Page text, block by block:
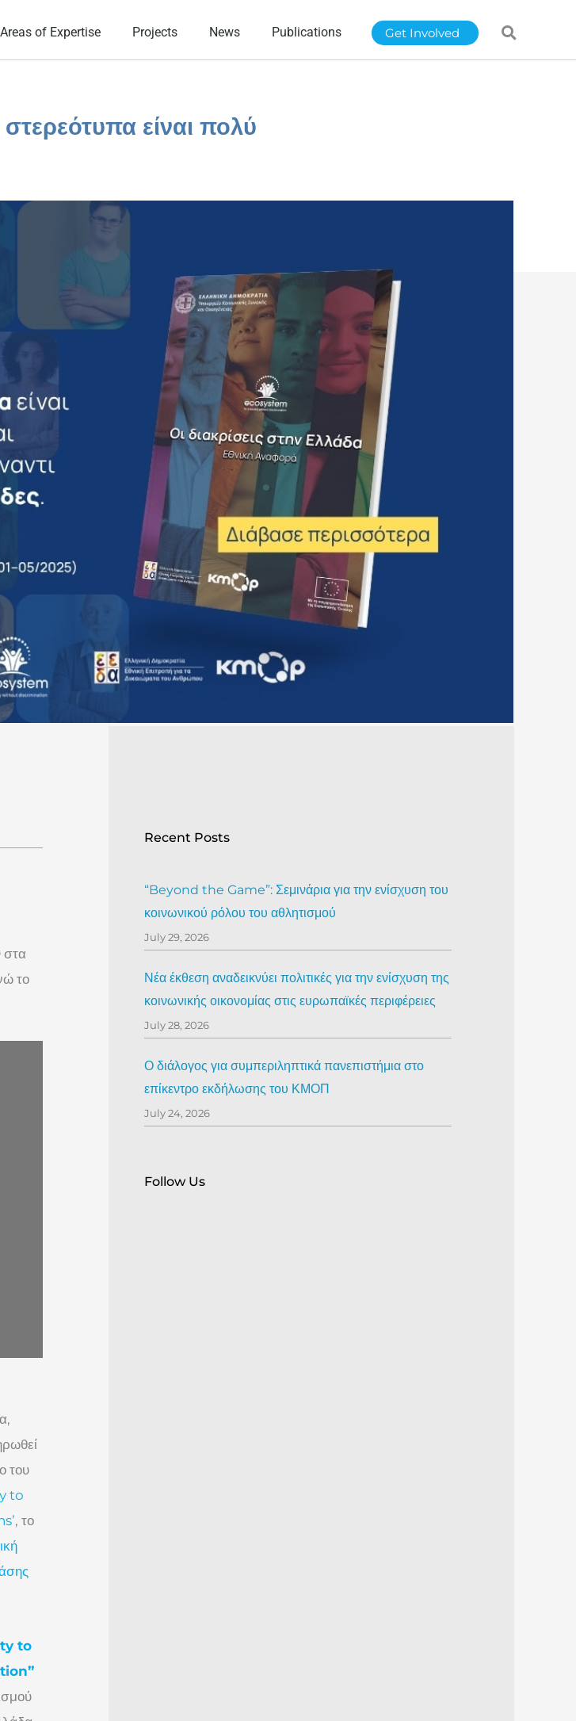
Areas of Expertise Projects News Publications Get Involved
είναι πολύ
στα
το
του
to
, το
to
Recent Posts
“Beyond the Game”: Σεμινάρια για την ενίσχυση του
κοινωνικού ρόλου του αθλητισμού
July 29, 2026
Νέα έκθεση αναδεικνύει πολιτικές για την ενίσχυση της
κοινωνικής οικονομίας στις ευρωπαϊκές περιφέρειες
July 28, 2026
Ο διάλογος για συμπεριληπτικά πανεπιστήμια στο
επίκεντρο εκδήλωσης του ΚΜΟΠ
July 24, 2026
Follow Us